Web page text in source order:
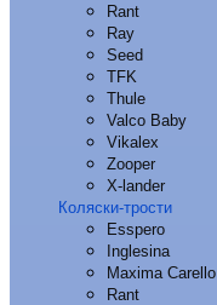
Rant
Ray
Seed
TFK
Thule
Valco Baby
Vikalex
Zooper
X-lander
Коляски-трости
Esspero
Inglesina
Maxima Carello
Rant